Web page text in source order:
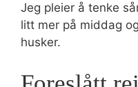
Jeg pleier å tenke
litt mer på middag
husker.